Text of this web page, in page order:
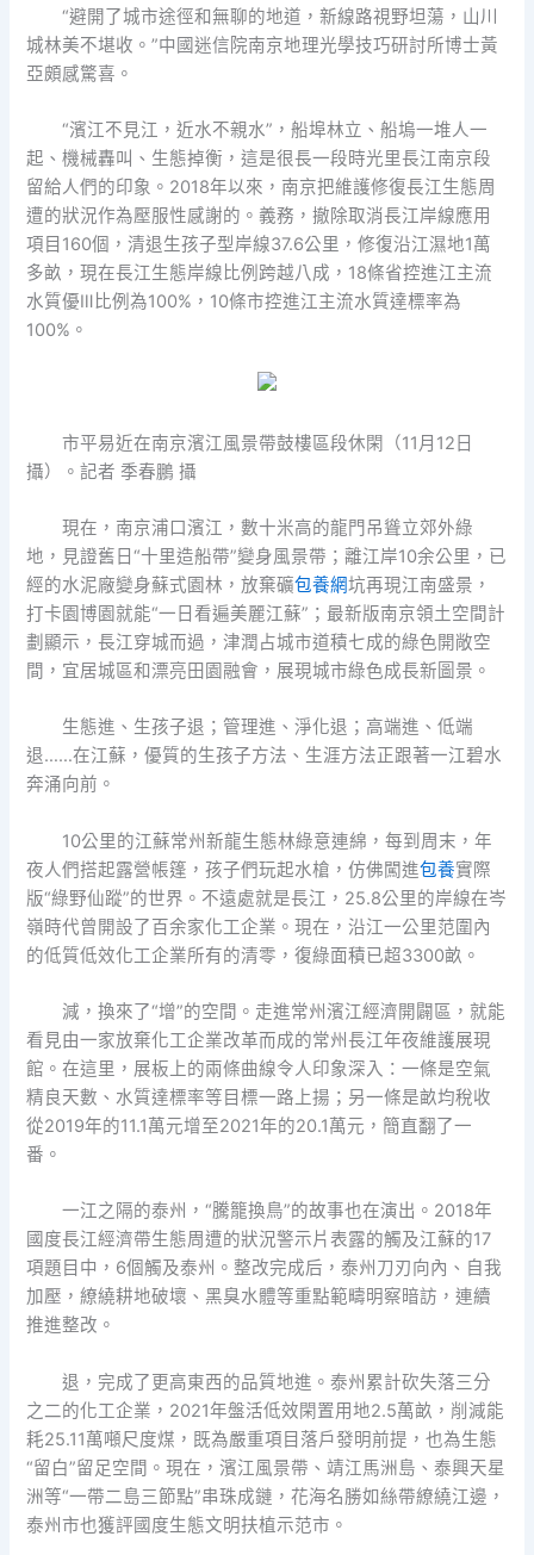
“避開了城市途徑和無聊的地道，新線路視野坦蕩，山川
城林美不堪收。”中國迷信院南京地理光學技巧研討所博士黃
亞頗感驚喜。
“濱江不見江，近水不親水”，船埠林立、船塢一堆人一
起、機械轟叫、生態掉衡，這是很長一段時光里長江南京段
留給人們的印象。2018年以來，南京把維護修復長江生態周
遭的狀況作為壓服性感謝的。義務，撤除取消長江岸線應用
項目160個，清退生孩子型岸線37.6公里，修復沿江濕地1萬
多畝，現在長江生態岸線比例跨越八成，18條省控進江主流
水質優Ⅲ比例為100%，10條市控進江主流水質達標率為
100%。
市平易近在南京濱江風景帶鼓樓區段休閑（11月12日
攝）。記者 季春鵬 攝
現在，南京浦口濱江，數十米高的龍門吊聳立郊外綠
地，見證舊日“十里造船帶”變身風景帶；離江岸10余公里，已
經的水泥廠變身蘇式園林，放棄礦包養網坑再現江南盛景，
打卡園博園就能“一日看遍美麗江蘇”；最新版南京領土空間計
劃顯示，長江穿城而過，津潤占城市道積七成的綠色開敞空
間，宜居城區和漂亮田園融會，展現城市綠色成長新圖景。
生態進、生孩子退；管理進、淨化退；高端進、低端
退……在江蘇，優質的生孩子方法、生涯方法正跟著一江碧水
奔涌向前。
10公里的江蘇常州新龍生態林綠意連綿，每到周末，年
夜人們搭起露營帳篷，孩子們玩起水槍，仿佛闖進包養實際
版“綠野仙蹤”的世界。不遠處就是長江，25.8公里的岸線在岑
嶺時代曾開設了百余家化工企業。現在，沿江一公里范圍內
的低質低效化工企業所有的清零，復綠面積已超3300畝。
減，換來了“增”的空間。走進常州濱江經濟開闢區，就能
看見由一家放棄化工企業改革而成的常州長江年夜維護展現
館。在這里，展板上的兩條曲線令人印象深入：一條是空氣
精良天數、水質達標率等目標一路上揚；另一條是畝均稅收
從2019年的11.1萬元增至2021年的20.1萬元，簡直翻了一
番。
一江之隔的泰州，“騰籠換鳥”的故事也在演出。2018年
國度長江經濟帶生態周遭的狀況警示片表露的觸及江蘇的17
項題目中，6個觸及泰州。整改完成后，泰州刀刃向內、自我
加壓，繚繞耕地破壞、黑臭水體等重點範疇明察暗訪，連續
推進整改。
退，完成了更高東西的品質地進。泰州累計砍失落三分
之二的化工企業，2021年盤活低效閑置用地2.5萬畝，削減能
耗25.11萬噸尺度煤，既為嚴重項目落戶發明前提，也為生態
“留白”留足空間。現在，濱江風景帶、靖江馬洲島、泰興天星
洲等“一帶二島三節點”串珠成鏈，花海名勝如絲帶繚繞江邊，
泰州市也獲評國度生態文明扶植示范市。